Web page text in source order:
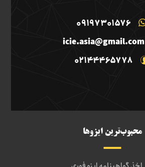
09197301576
icie.asia@gmail.com
02144465778
محبوب‌ترین ایزوها